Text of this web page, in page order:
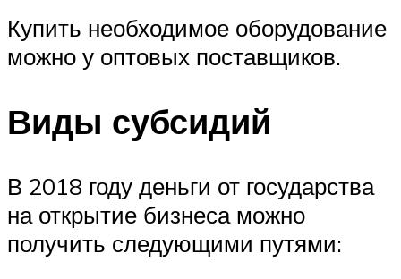
Купить необходимое оборудование
можно у оптовых поставщиков.
Виды субсидий
В 2018 году деньги от государства
на открытие бизнеса можно
получить следующими путями: